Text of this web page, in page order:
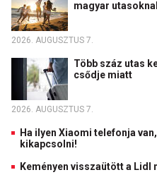
magyar
2026. AUGUSZTUS 7.
Több száz utas
csődje miatt
2026. AUGUSZTUS 7.
Ha ilyen Xiaomi telefonja
kikapcsolni!
Keményen visszaütött a Lidl